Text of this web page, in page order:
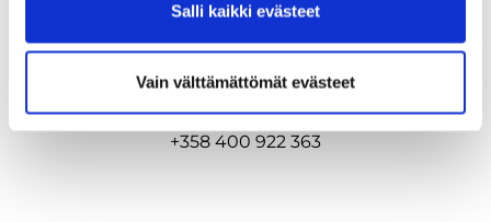
Salli kaikki evästeet
Vain välttämättömät evästeet
Ladykapteeni
Laura Tuohimaa
laura.tuohimaa@hotmail.com
+358 400 922 363